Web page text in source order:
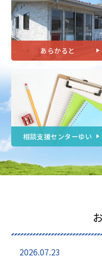
あらかると
相談支援センターゆい
2026.07.23